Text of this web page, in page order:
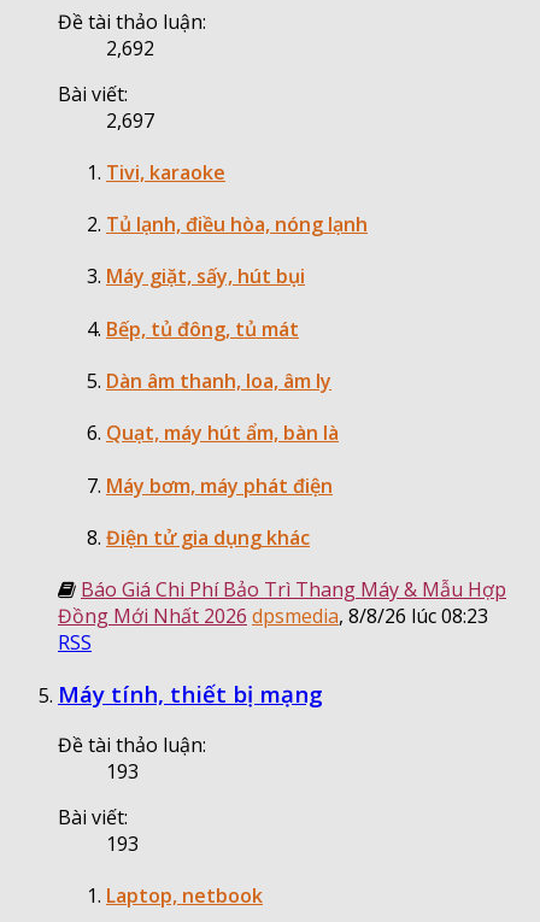
Đề tài thảo luận:
2,692
Bài viết:
2,697
Tivi, karaoke
Tủ lạnh, điều hòa, nóng lạnh
Máy giặt, sấy, hút bụi
Bếp, tủ đông, tủ mát
Dàn âm thanh, loa, âm ly
Quạt, máy hút ẩm, bàn là
Máy bơm, máy phát điện
Điện tử gia dụng khác
Báo Giá Chi Phí Bảo Trì Thang Máy & Mẫu Hợp
Đồng Mới Nhất 2026 dpsmedia, 8/8/26 lúc 08:23
RSS
Máy tính, thiết bị mạng
Đề tài thảo luận:
193
Bài viết:
193
Laptop, netbook